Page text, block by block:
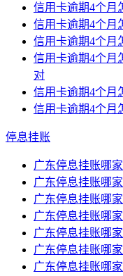
信用卡逾期4个月
信用卡逾期4个月
信用卡逾期4个月
信用卡逾期4个月
对
信用卡逾期4个月
信用卡逾期4个月
停息挂账
广东停息挂账哪
广东停息挂账哪
广东停息挂账哪
广东停息挂账哪
广东停息挂账哪
广东停息挂账哪
广东停息挂账哪